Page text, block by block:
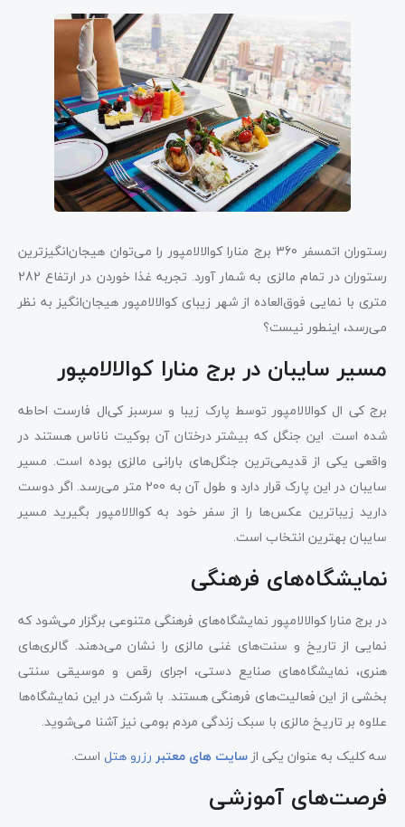
رستوران اتمسفر 360 برج منارا کوالالامپور را می‌توان هیجان‌انگیزترین
رستوران در تمام مالزی به شمار آورد. تجربه غذا خوردن در ارتفاع 282
متری با نمایی فوق‌العاده از شهر زیبای کوالالامپور هیجان‌انگیز به نظر
می‌رسد، اینطور نیست؟
مسیر سایبان در برج منارا کوالالامپور
برج کی ال کوالالامپور توسط پارک زیبا و سرسبز کی‌ال فارست احاطه
شده است. این جنگل که بیشتر درختان آن بوکیت ناناس هستند در
واقعی یکی از قدیمی‌ترین جنگل‌های بارانی مالزی بوده است. مسیر
سایبان در این پارک قرار دارد و طول آن به 200 متر می‌رسد. اگر دوست
دارید زیباترین عکس‌ها را از سفر خود به کوالالامپور بگیرید مسیر
سایبان بهترین انتخاب است.
نمایشگاه‌های فرهنگی
در برج منارا کوالالامپور نمایشگاه‌های فرهنگی متنوعی برگزار می‌شود که
نمایی از تاریخ و سنت‌های غنی مالزی را نشان می‌دهند. گالری‌های
هنری، نمایشگاه‌های صنایع دستی، اجرای رقص‌ و موسیقی سنتی
بخشی از این فعالیت‌های فرهنگی هستند. با شرکت در این نمایشگاه‌ها
علاوه بر تاریخ مالزی با سبک زندگی مردم بومی نیز آشنا می‌شوید.
سه کلیک به عنوان یکی ازسایت های معتبر رزرو هتل است.
فرصت‌های آموزشی